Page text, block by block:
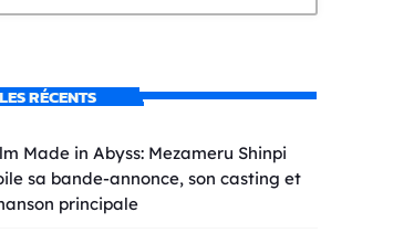
RÉCENTS
Made in Abyss: Mezameru Shinpi
sa bande-annonce, son casting et
principale